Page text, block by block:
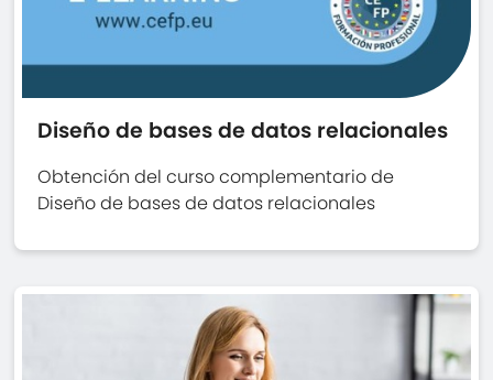
Diseño de bases de datos relacionales
Obtención del curso complementario de
Diseño de bases de datos relacionales